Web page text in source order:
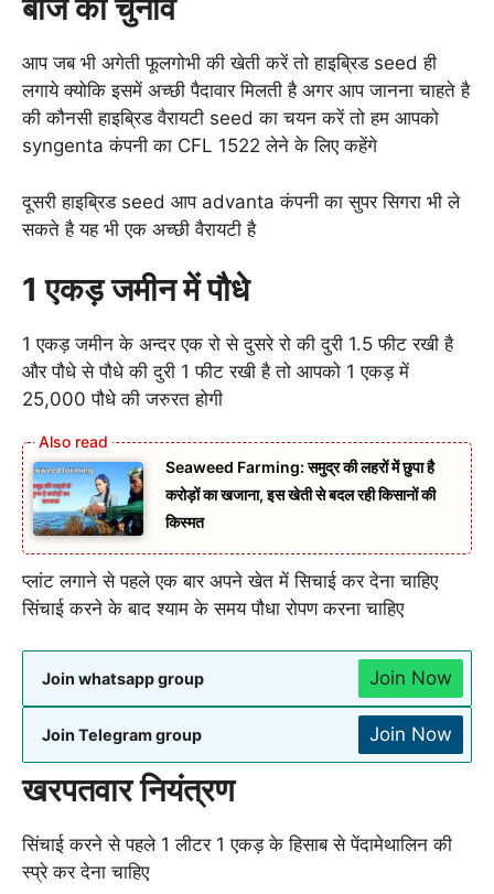
बीज का चुनाव
आप जब भी अगेती फूलगोभी की खेती करें तो हाइब्रिड seed ही
लगाये क्योकि इसमें अच्छी पैदावार मिलती है अगर आप जानना चाहते है
की कौनसी हाइब्रिड वैरायटी seed का चयन करें तो हम आपको
syngenta कंपनी का CFL 1522 लेने के लिए कहेंगे
दूसरी हाइब्रिड seed आप advanta कंपनी का सुपर सिगरा भी ले
सकते है यह भी एक अच्छी वैरायटी है
1 एकड़ जमीन में पौधे
1 एकड़ जमीन के अन्दर एक रो से दुसरे रो की दुरी 1.5 फीट रखी है
और पौधे से पौधे की दुरी 1 फीट रखी है तो आपको 1 एकड़ में
25,000 पौधे की जरुरत होगी
Seaweed Farming: समुद्र की लहरों में छुपा है
करोड़ों का खजाना, इस खेती से बदल रही किसानों की
किस्मत
प्लांट लगाने से पहले एक बार अपने खेत में सिचाई कर देना चाहिए
सिंचाई करने के बाद श्याम के समय पौधा रोपण करना चाहिए
Join whatsapp group Join Now
Join Telegram group Join Now
खरपतवार नियंत्रण
सिंचाई करने से पहले 1 लीटर 1 एकड़ के हिसाब से पेंदामेथालिन की
स्प्रे कर देना चाहिए